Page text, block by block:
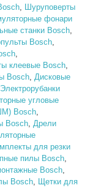
, Шуруповерты
фонари
станки Bosch,
Bosch,
,
клеевые Bosch,
Bosch, Дисковые
Электрорубанки
угловые
Bosch,
Bosch, Дрели
для резки
пилы Bosch,
Bosch,
Bosch, Щетки для